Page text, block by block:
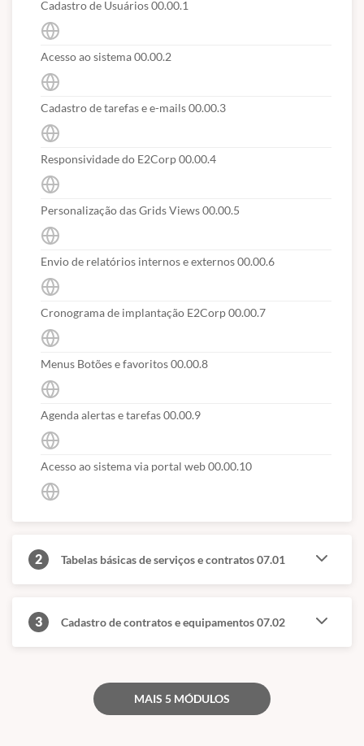
Cadastro de Usuários 00.00.1
Acesso ao sistema 00.00.2
Cadastro de tarefas e e-mails 00.00.3
Responsividade do E2Corp 00.00.4
Personalização das Grids Views 00.00.5
Envio de relatórios internos e externos 00.00.6
Cronograma de implantação E2Corp 00.00.7
Menus Botões e favoritos 00.00.8
Agenda alertas e tarefas 00.00.9
Acesso ao sistema via portal web 00.00.10
2 Tabelas básicas de serviços e contratos 07.01
3 Cadastro de contratos e equipamentos 07.02
MAIS 5 MÓDULOS